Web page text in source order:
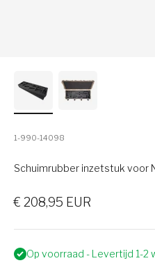
1-990-14098
Schuimrubber inzetstuk voor
Verkoopprijs
€ 208,95 EUR
Op voorraad - Levertijd 1-2